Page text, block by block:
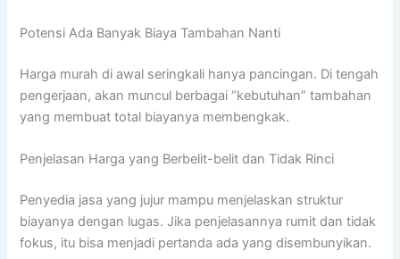
Potensi Ada Banyak Biaya Tambahan Nanti
Harga murah di awal seringkali hanya pancingan. Di tengah
pengerjaan, akan muncul berbagai “kebutuhan” tambahan
yang membuat total biayanya membengkak.
Penjelasan Harga yang Berbelit-belit dan Tidak Rinci
Penyedia jasa yang jujur mampu menjelaskan struktur
biayanya dengan lugas. Jika penjelasannya rumit dan tidak
fokus, itu bisa menjadi pertanda ada yang disembunyikan.